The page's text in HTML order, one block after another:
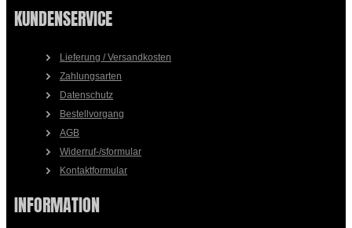
KUNDENSERVICE
Lieferung / Versandkosten
Zahlungsarten
Datenschutz
Bestellvorgang
AGB
Widerruf-/sformular
Kontaktformular
INFORMATION